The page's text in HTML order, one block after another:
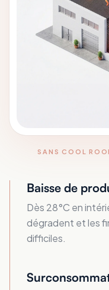
SANS COOL
Baisse de
Dès 28°C en
dégradent et les
difficiles.